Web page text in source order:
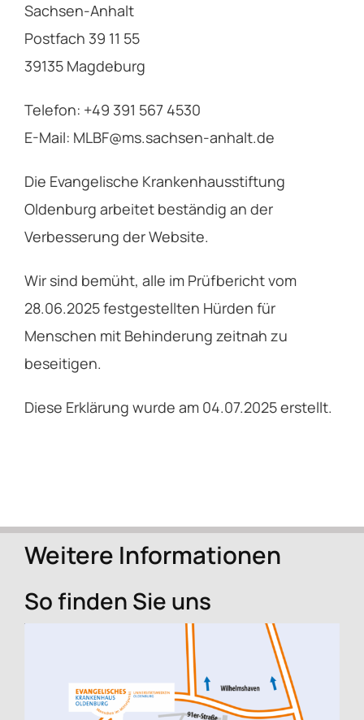
Sachsen-Anhalt
Postfach 39 11 55
39135 Magdeburg
Telefon: +49 391 567 4530
E-Mail: MLBF@ms.sachsen-anhalt.de
Die Evangelische Krankenhausstiftung
Oldenburg arbeitet beständig an der
Verbesserung der Website.
Wir sind bemüht, alle im Prüfbericht vom
28.06.2025 festgestellten Hürden für
Menschen mit Behinderung zeitnah zu
beseitigen.
Diese Erklärung wurde am 04.07.2025 erstellt.
Weitere Informationen
So finden Sie uns